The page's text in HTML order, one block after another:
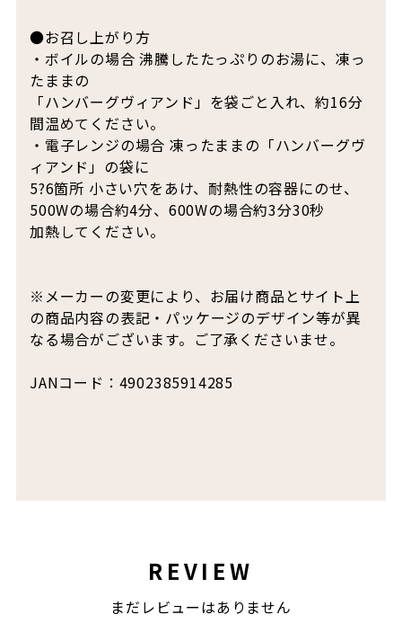
●お召し上がり方
・ボイルの場合 沸騰したたっぷりのお湯に、凍っ
たままの
「ハンバーグヴィアンド」を袋ごと入れ、約16分
間温めてください。
・電子レンジの場合 凍ったままの「ハンバーグヴ
ィアンド」の袋に
5?6箇所 小さい穴をあけ、耐熱性の容器にのせ、
500Wの場合約4分、600Wの場合約3分30秒
加熱してください。
※メーカーの変更により、お届け商品とサイト上
の商品内容の表記・パッケージのデザイン等が異
なる場合がございます。ご了承くださいませ。
JANコード：4902385914285
REVIEW
まだレビューはありません